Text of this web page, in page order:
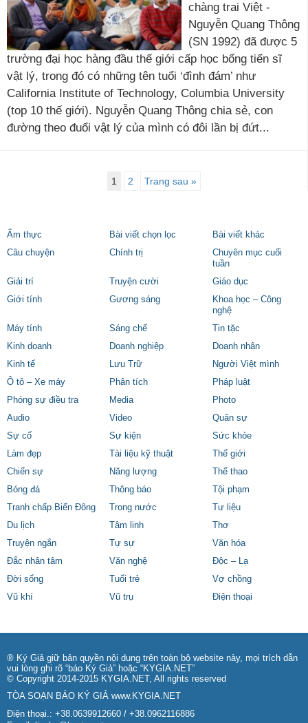
chàng trai Việt -
Nguyễn Quang Thông
(SN 1992) đã được 5
trường đại học hàng đầu thế giới cấp học bổng tiến sĩ
vật lý, trong đó có những tên tuổi ‘đình đám’ như
California Institute of Technology, Columbia University
(top 10 thế giới). Nguyễn Quang Thông chia sẻ, con
đường theo đuổi vật lý của mình có đôi lần bị đứt...
1 2 Trang sau »
Ẩm thực Bài viết chọn lọc
Bài viết khác
Câu chuyện
Chính trị
Chuyên mục cuối
tuần
Giải trí
Truyện cười
Giáo dục
Giới tính
Gương sáng
Khoa học – Công
nghệ
Máy tính
Sáng chế
Tin tặc
Kinh doanh
Doanh nghiệp
Doanh nhân
Kinh tế
Lưu Trữ
Người Việt mình
Ô tô – Xe máy
Phân tích
Pháp luật
Phóng sự điều tra
Media
Photo
Audio
Video
Quân sự
Sự cố
Sự kiện
Sức khỏe
Làm đẹp
Tài liệu kỹ thuật
Thế giới
Chiến sự
Năng lượng
Thể thao
Bóng đá
Thông báo
Tội phạm
Tranh chấp Biển Đông
Trong nước
Tư liệu
Du lịch
Tâm linh
Thơ
Truyện ngắn
Tự sự
Văn hóa
Đắc nhân tâm
Văn nghệ
Độc – Lạ
Đời sống
Tuổi trẻ
Vợ chồng
Vũ khí
Vũ trụ Điện thoại
® Ký Giả giữ bản quyền nội dung trên toàn bộ website này, mọi trích dẫn
vui lòng ghi rõ “báo Ký Giả” hoặc “KYGIA.NET”
© Copyright 2014-2015 KYGIA.NET, All rights reserved
TÒA SOẠN BÁO KÝ GIẢ www.KYGIA.NET
Điện thoại.: +38.0639912660 / +38.0962116886